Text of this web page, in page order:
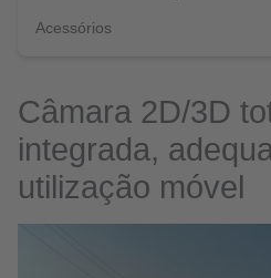
Acessórios
Câmara 2D/3D
integrada,
utilização móvel